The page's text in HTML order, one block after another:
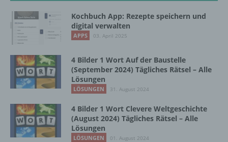
Kochbuch App: Rezepte speichern und
digital verwalten
APPS 03. April 2025
4 Bilder 1 Wort Auf der Baustelle
(September 2024) Tägliches Rätsel – Alle
Lösungen
LÖSUNGEN 31. August 2024
4 Bilder 1 Wort Clevere Weltgeschichte
(August 2024) Tägliches Rätsel – Alle
Lösungen
LÖSUNGEN 01. August 2024
Lage, Gesundheit, persönlicher Vorlieben,
Interessen, Zuverlässigkeit, Verhalten,
Aufenthaltsort oder Ortswechsel dieser
vorherzusagen.
f) Pseudonymisierung
Pseudonymisierung ist die Verarbeitung
personenbezogener Daten in einer Weise,
auf welche die personenbezogenen Daten